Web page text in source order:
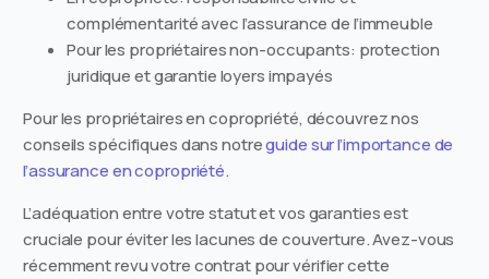
complémentarité avec l’assurance de l’immeuble
Pour les propriétaires non-occupants: protection
juridique et garantie loyers impayés
Pour les propriétaires en copropriété, découvrez nos
conseils spécifiques dans notreguide sur l’importance de
l’assurance en copropriété.
L’adéquation entre votre statut et vos garanties est
cruciale pour éviter les lacunes de couverture. Avez-vous
récemment revu votre contrat pour vérifier cette